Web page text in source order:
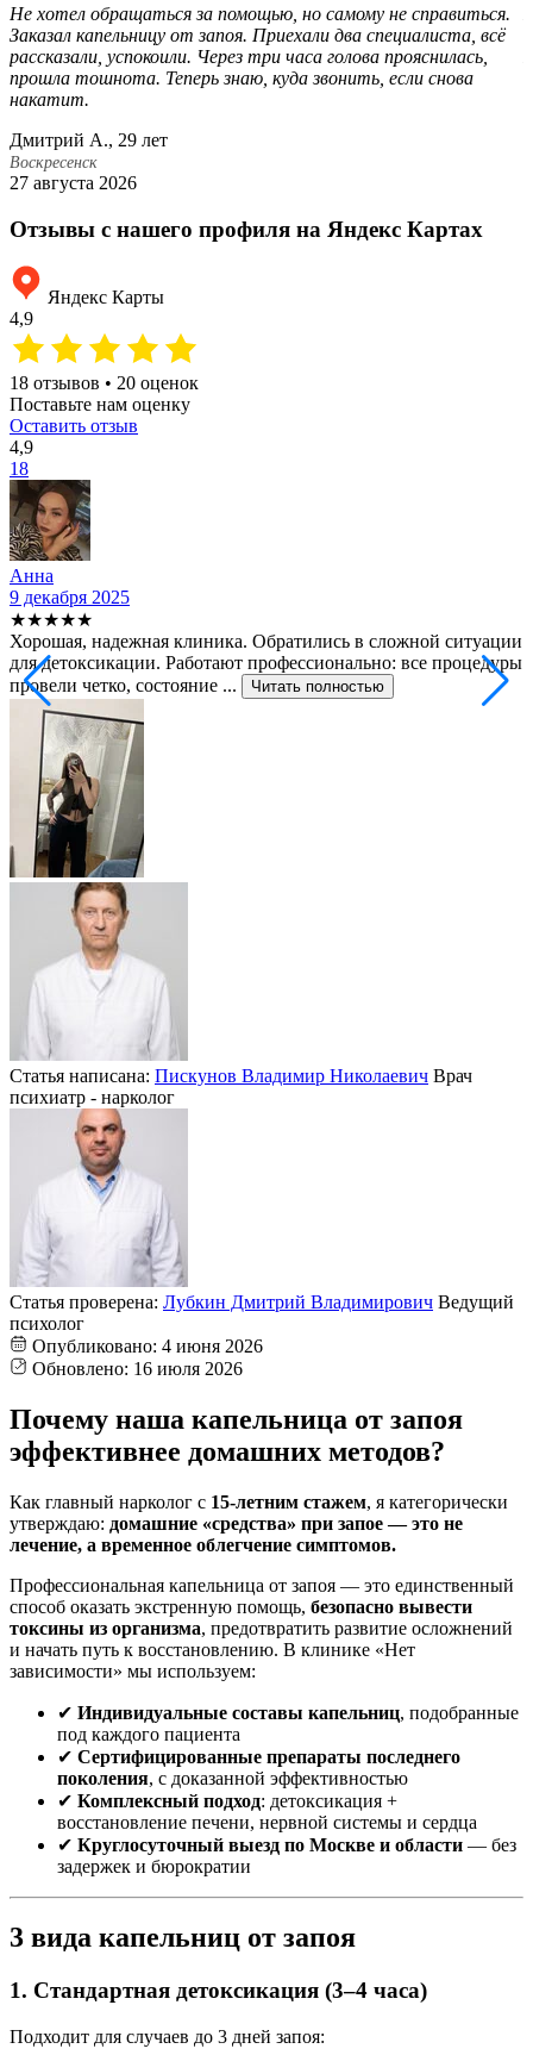
Не хотел обращаться за помощью, но самому не справиться.
Заказал капельницу от запоя. Приехали два специалиста, всё
рассказали, успокоили. Через три часа голова прояснилась,
прошла тошнота. Теперь знаю, куда звонить, если снова
накатит.
Дмитрий А., 29 лет
Воскресенск
27 августа 2026
Отзывы с нашего профиля на Яндекс Картах
Яндекс Карты
4,9
18 отзывов • 20 оценок
Поставьте нам оценку
Оставить отзыв
4,9
18
Анна
9 декабря 2025
★★★★★
Хорошая, надежная клиника. Обратились в сложной ситуации
для детоксикации. Работают профессионально: все процедуры
провели четко, состояние ...
Читать полностью
Статья написана: Пискунов Владимир Николаевич Врач
психиатр - нарколог
Статья проверена: Лубкин Дмитрий Владимирович Ведущий
психолог
Опубликовано: 4 июня 2026
Обновлено: 16 июля 2026
Почему наша капельница от запоя
эффективнее домашних методов?
Как главный нарколог с 15-летним стажем, я категорически
утверждаю: домашние «средства» при запое — это не
лечение, а временное облегчение симптомов.
Профессиональная капельница от запоя — это единственный
способ оказать экстренную помощь, безопасно вывести
токсины из организма, предотвратить развитие осложнений
и начать путь к восстановлению. В клинике «Нет
зависимости» мы используем:
✔ Индивидуальные составы капельниц, подобранные
под каждого пациента
✔ Сертифицированные препараты последнего
поколения, с доказанной эффективностью
✔ Комплексный подход: детоксикация +
восстановление печени, нервной системы и сердца
✔ Круглосуточный выезд по Москве и области — без
задержек и бюрократии
3 вида капельниц от запоя
1. Стандартная детоксикация (3–4 часа)
Подходит для случаев до 3 дней запоя: